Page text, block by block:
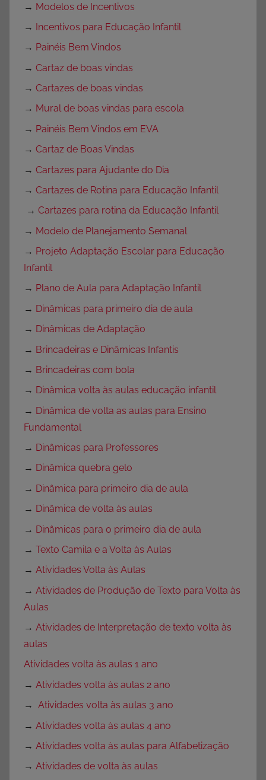
→ Modelos de Incentivos
→ Incentivos para Educação Infantil
→ Painéis Bem Vindos
→ Cartaz de boas vindas
→ Cartazes de boas vindas
→ Mural de boas vindas para escola
→ Painéis Bem Vindos em EVA
→ Cartaz de Boas Vindas
→ Cartazes para Ajudante do Dia
→ Cartazes de Rotina para Educação Infantil
→ Cartazes para rotina da Educação Infantil
→ Modelo de Planejamento Semanal
→ Projeto Adaptação Escolar para Educação
Infantil
→ Plano de Aula para Adaptação Infantil
→ Dinâmicas para primeiro dia de aula
→ Dinâmicas de Adaptação
→ Brincadeiras e Dinâmicas Infantis
→ Brincadeiras com bola
→ Dinâmica volta às aulas educação infantil
→ Dinâmica de volta as aulas para Ensino
Fundamental
→ Dinâmicas para Professores
→ Dinâmica quebra gelo
→ Dinâmica para primeiro dia de aula
→ Dinâmica de volta às aulas
→ Dinâmicas para o primeiro dia de aula
→ Texto Camila e a Volta às Aulas
→ Atividades Volta às Aulas
→ Atividades de Produção de Texto para Volta às
Aulas
→ Atividades de Interpretação de texto volta às
aulas
Atividades volta às aulas 1 ano
→ Atividades volta às aulas 2 ano
→ Atividades volta às aulas 3 ano
→ Atividades volta às aulas 4 ano
→ Atividades volta às aulas para Alfabetização
→ Atividades de volta às aulas